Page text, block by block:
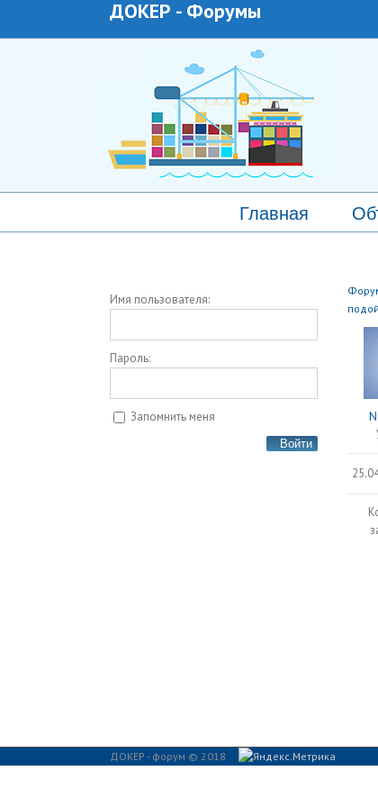
ДОКЕР - Форумы
Главная
Имя пользователя:
Пароль:
Запомнить меня
Войти
ДОКЕР - форум © 2018